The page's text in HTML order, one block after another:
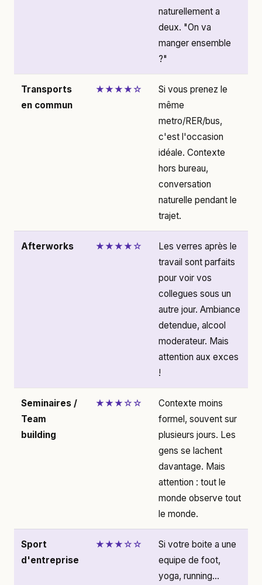
naturellement a
deux. "On va
manger ensemble
?"
Transports
en commun
★★★★☆
Si vous prenez le
même
metro/RER/bus,
c'est l'occasion
idéale. Contexte
hors bureau,
conversation
naturelle pendant le
trajet.
Afterworks ★★★★☆
Les verres après le
travail sont parfaits
pour voir vos
collegues sous un
autre jour. Ambiance
detendue, alcool
moderateur. Mais
attention aux exces
!
Seminaires /
Team
building
★★★☆☆
Contexte moins
formel, souvent sur
plusieurs jours. Les
gens se lachent
davantage. Mais
attention : tout le
monde observe tout
le monde.
Sport
d'entreprise
★★★☆☆
Si votre boite a une
equipe de foot,
yoga, running...